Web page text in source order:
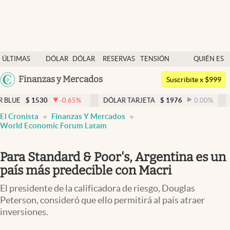
ÚLTIMAS
NOTICIAS
DÓLAR
DÓLAR
RESERVAS
TENSIÓN
GEOPOLÍTICA
QUIÉN ES
QUIÉN
Argentina
Uruguay
Finanzas y Mercados
Dólar
Members
Economía y Política
Finanzas y Mercados
Negocios
Columnistas
Otras secciones
Apertura
Suscribite x $999
-0.65% DÓLAR TARJETA $ 1976 0.00 % DÓLAR MEP
El Cronista
Finanzas Y Mercados
World Economic Forum Latam
Para Standard & Poor's, Argentina es un
país más predecible con Macri
El presidente de la calificadora de riesgo, Douglas
Peterson, consideró que ello permitirá al país atraer
inversiones.